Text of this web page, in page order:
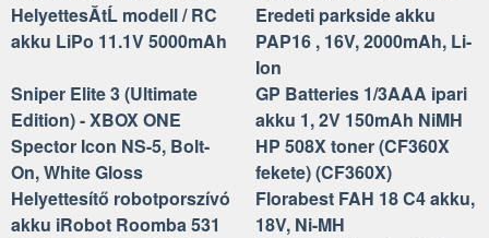
HelyettesĂ­tĹ modell / RC
akku LiPo 11.1V 5000mAh
Eredeti parkside akku
PAP16 , 16V, 2000mAh, Li-
Ion
Sniper Elite 3 (Ultimate
Edition) - XBOX ONE
GP Batteries 1/3AAA ipari
akku 1, 2V 150mAh NiMH
Spector Icon NS-5, Bolt-
On, White Gloss
HP 508X toner (CF360X
fekete) (CF360X)
Helyettesítő robotporszívó
akku iRobot Roomba 531
Florabest FAH 18 C4 akku,
18V, Ni-MH